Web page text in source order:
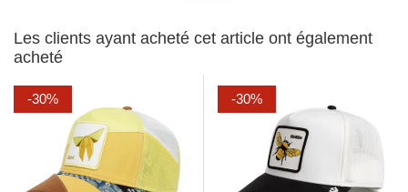
Les clients ayant acheté cet article ont également
acheté
-30% -30%